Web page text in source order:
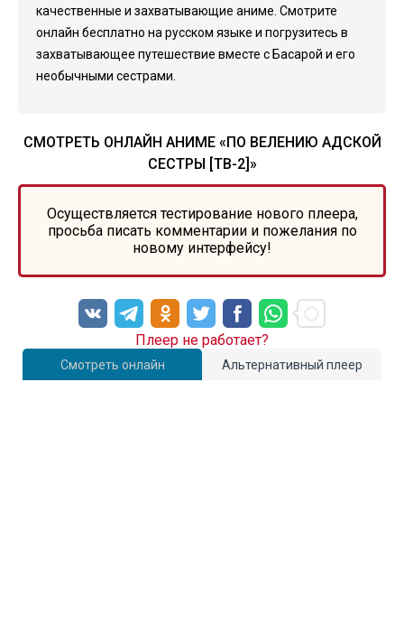
качественные и захватывающие аниме. Смотрите
онлайн бесплатно на русском языке и погрузитесь в
захватывающее путешествие вместе с Басарой и его
необычными сестрами.
СМОТРЕТЬ ОНЛАЙН АНИМЕ «ПО ВЕЛЕНИЮ АДСКОЙ
СЕСТРЫ [ТВ-2]»
Осуществляется тестирование нового плеера,
просьба писать комментарии и пожелания по
новому интерфейсу!
Смотреть онлайн Альтернативный плеер
Плеер не работает?